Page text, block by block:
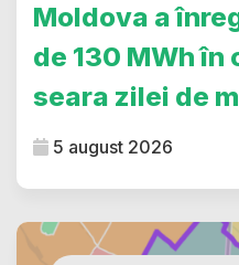
Moldova a
de 130 MWh în
seara zilei de
5 august 2026